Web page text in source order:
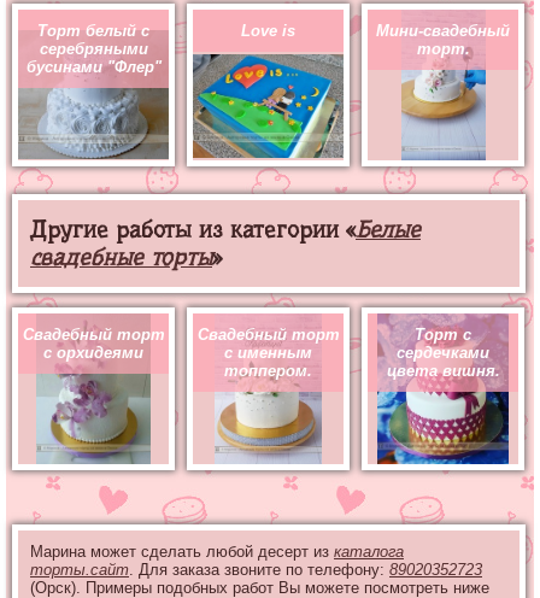
Торт белый с
серебряными
бусинами "Флер"
Love is
Мини-свадебный
торт.
Другие работы из категории «Белые
свадебные торты»
Свадебный торт
с орхидеями
Свадебный торт
с именным
топпером.
Торт с
сердечками
цвета вишня.
Марина может сделать любой десерт из каталога
торты.сайт . Для заказа звоните по телефону: 89020352723
(Орск). Примеры подобных работ Вы можете посмотреть ниже